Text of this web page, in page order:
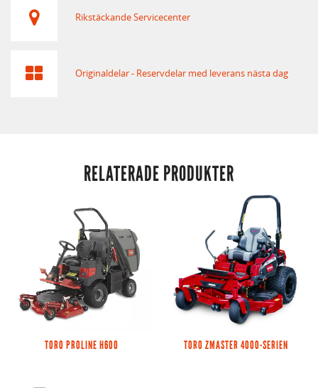
Rikstäckande Servicecenter
Originaldelar - Reservdelar med leverans nästa dag
RELATERADE PRODUKTER
TORO PROLINE H600 TORO ZMASTER 4000-SERIEN